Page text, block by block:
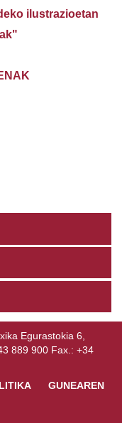
ilustrazioetan
Egurastokia 6,
889 900 Fax.: +34
GUNEAREN